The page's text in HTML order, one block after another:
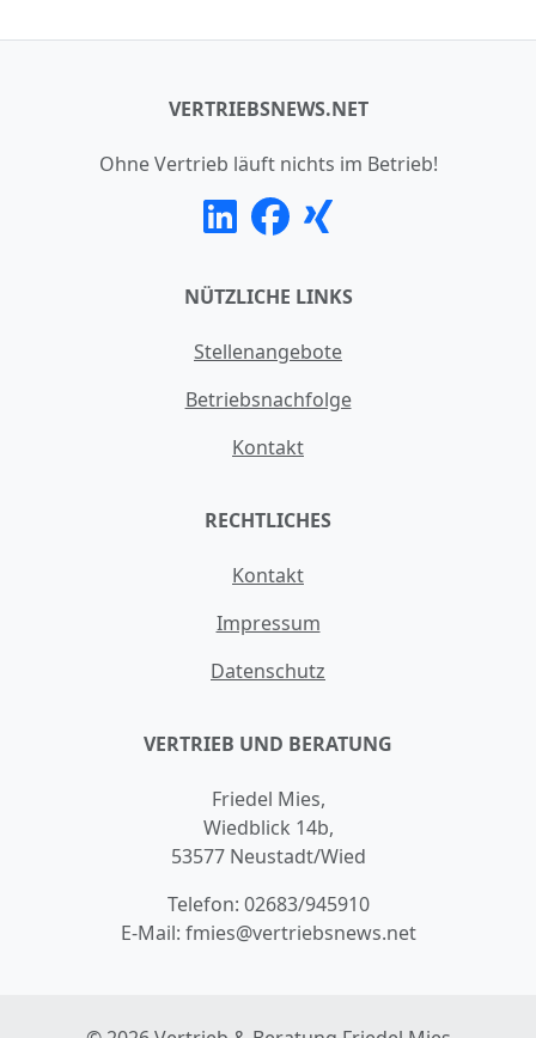
VERTRIEBSNEWS.NET
Ohne Vertrieb läuft nichts im Betrieb!
NÜTZLICHE LINKS
Stellenangebote
Betriebsnachfolge
Kontakt
RECHTLICHES
Kontakt
Impressum
Datenschutz
VERTRIEB UND BERATUNG
Friedel Mies,
Wiedblick 14b,
53577 Neustadt/Wied
Telefon: 02683/945910
E-Mail: fmies@vertriebsnews.net